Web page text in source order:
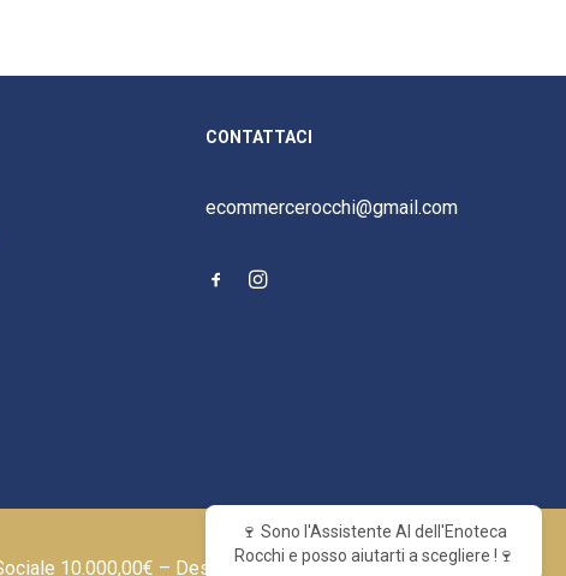
CONTATTACI
ecommercerocchi@gmail.com
10.000,00€ – Designed by
🍷 Sono l'Assistente AI dell'Enoteca
Rocchi e posso aiutarti a scegliere !🍷